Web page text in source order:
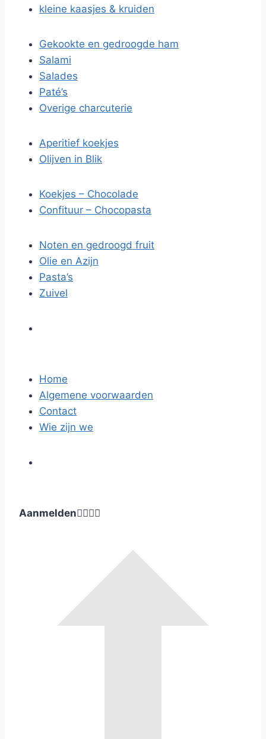
kleine kaasjes & kruiden
Gekookte en gedroogde ham
Salami
Salades
Paté’s
Overige charcuterie
Aperitief koekjes
Olijven in Blik
Koekjes – Chocolade
Confituur – Chocopasta
Noten en gedroogd fruit
Olie en Azijn
Pasta’s
Zuivel
Home
Algemene voorwaarden
Contact
Wie zijn we
Aanmelden